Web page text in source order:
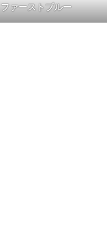
ファーストブルー